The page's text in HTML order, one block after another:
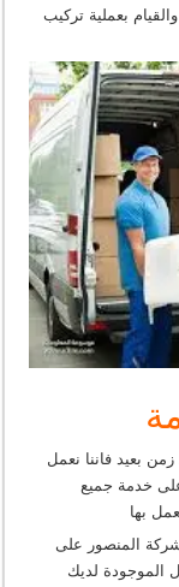
بعملية تركيب
بعيد فاننا نعمل
على خدمة جميع
بها
المنصور على
الموجودة لديك